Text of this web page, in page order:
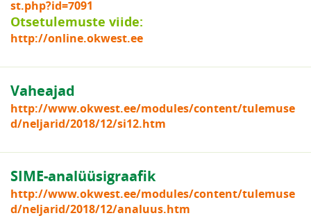
st.php?id=7091
Otsetulemuste viide:
http://online.okwest.ee
Vaheajad
http://www.okwest.ee/modules/content/tulemuse
d/neljarid/2018/12/si12.htm
SIME-analüüsigraafik
http://www.okwest.ee/modules/content/tulemuse
d/neljarid/2018/12/analuus.htm